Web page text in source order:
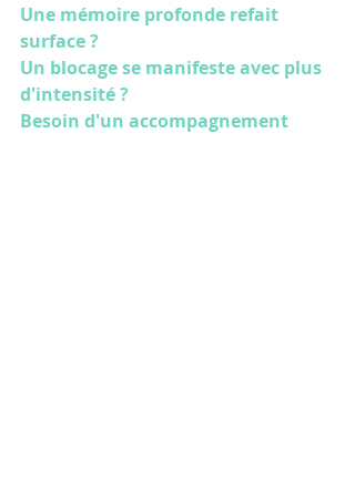
Une mémoire profonde refait
surface ?
Un blocage se manifeste avec plus
d'intensité ?
Besoin d'un accompagnement